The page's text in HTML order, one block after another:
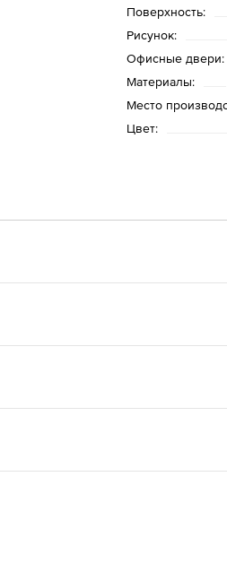
Поверхность:
Рисунок:
Офисные двери:
Материалы:
Место
Цвет: